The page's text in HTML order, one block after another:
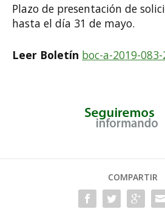
Plazo de presentación de
hasta el día 31 de mayo.
Leer Boletín boc-a-2019-
COMPARTIR